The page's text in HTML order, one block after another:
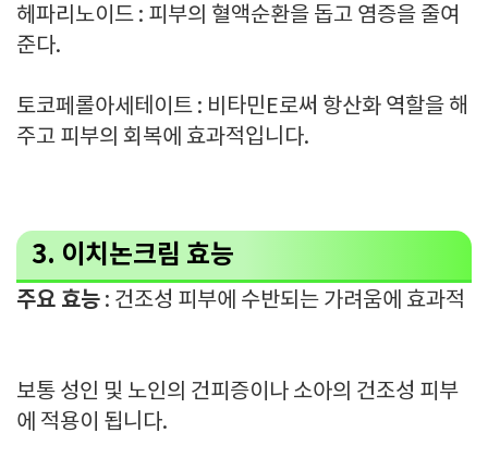
헤파리노이드 : 피부의 혈액순환을 돕고 염증을 줄여
준다.
토코페롤아세테이트 : 비타민E로써 항산화 역할을 해
주고 피부의 회복에 효과적입니다.
3. 이치논크림 효능
주요 효능 : 건조성 피부에 수반되는 가려움에 효과적
보통 성인 및 노인의 건피증이나 소아의 건조성 피부
에 적용이 됩니다.